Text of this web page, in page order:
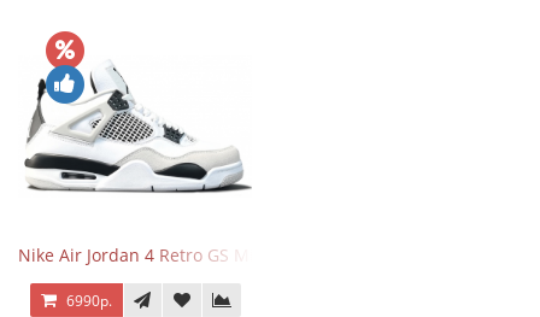
Nike Air Jordan 4 Retro GS Military Black
6990р.